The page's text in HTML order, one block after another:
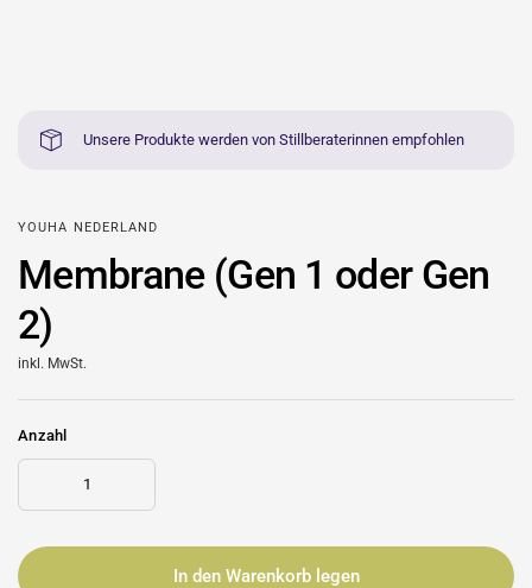
Unsere Produkte werden von Stillberaterinnen empfohlen
YOUHA NEDERLAND
Membrane (Gen 1 oder Gen
2)
inkl. MwSt.
Anzahl
In den Warenkorb legen